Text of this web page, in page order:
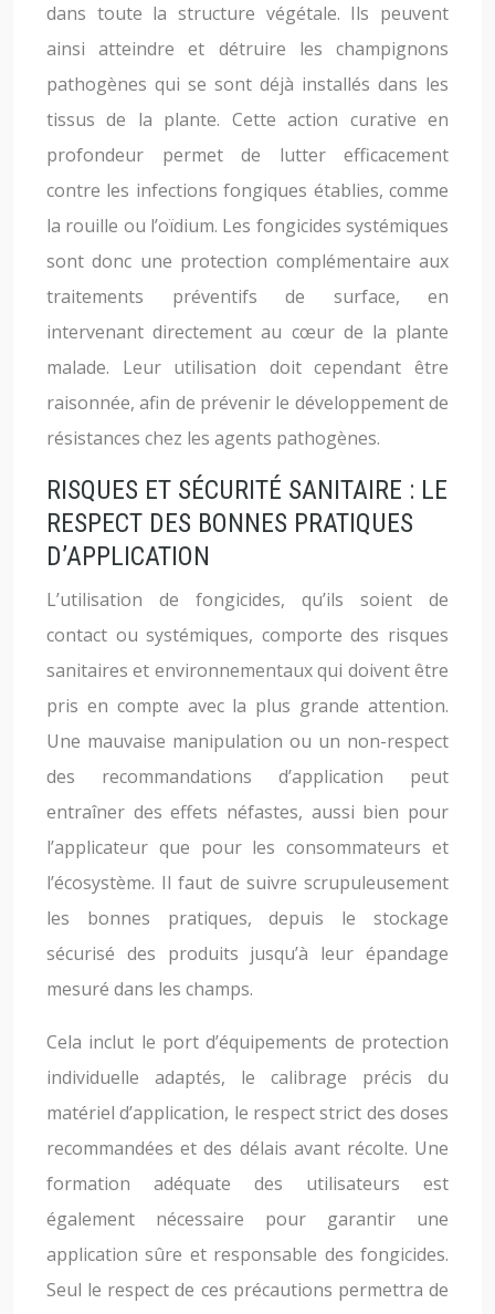
dans toute la structure végétale. Ils peuvent
ainsi atteindre et détruire les champignons
pathogènes qui se sont déjà installés dans les
tissus de la plante. Cette action curative en
profondeur permet de lutter efficacement
contre les infections fongiques établies, comme
la rouille ou l’oïdium. Les fongicides systémiques
sont donc une protection complémentaire aux
traitements préventifs de surface, en
intervenant directement au cœur de la plante
malade. Leur utilisation doit cependant être
raisonnée, afin de prévenir le développement de
résistances chez les agents pathogènes.
RISQUES ET SÉCURITÉ SANITAIRE : LE
RESPECT DES BONNES PRATIQUES
D’APPLICATION
L’utilisation de fongicides, qu’ils soient de
contact ou systémiques, comporte des risques
sanitaires et environnementaux qui doivent être
pris en compte avec la plus grande attention.
Une mauvaise manipulation ou un non-respect
des recommandations d’application peut
entraîner des effets néfastes, aussi bien pour
l’applicateur que pour les consommateurs et
l’écosystème. Il faut de suivre scrupuleusement
les bonnes pratiques, depuis le stockage
sécurisé des produits jusqu’à leur épandage
mesuré dans les champs.
Cela inclut le port d’équipements de protection
individuelle adaptés, le calibrage précis du
matériel d’application, le respect strict des doses
recommandées et des délais avant récolte. Une
formation adéquate des utilisateurs est
également nécessaire pour garantir une
application sûre et responsable des fongicides.
Seul le respect de ces précautions permettra de